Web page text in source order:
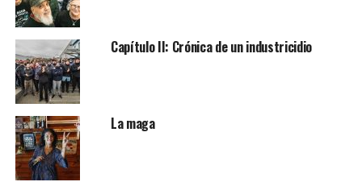
Capítulo II: Crónica de un industricidio
La maga